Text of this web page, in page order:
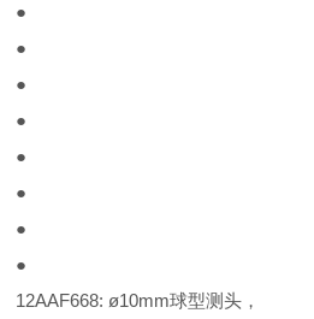
●
●
●
●
●
●
●
●
12AAF668: ø10mm球型测头，